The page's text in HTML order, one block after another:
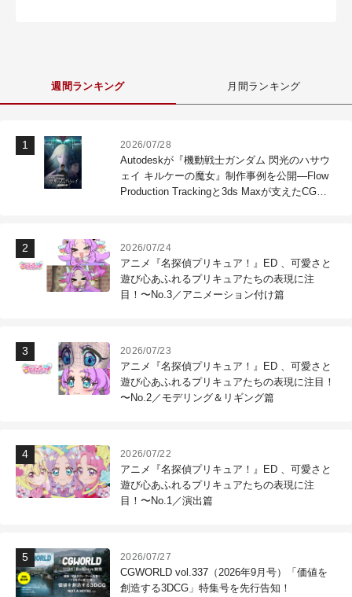
週間ランキング 月間ランキング
2026/07/28
Autodeskが『機動戦士ガンダム 閃光のハサウ
ェイ キルケーの魔女』制作事例を公開―Flow
Production Trackingと3ds Maxが支えたCG制
2026/07/24
アニメ『名探偵プリキュア！』ED 、可愛さと
遊び心あふれるプリキュアたちの表現に注
目！〜No.3／アニメーション付け篇
2026/07/23
アニメ『名探偵プリキュア！』ED 、可愛さと
遊び心あふれるプリキュアたちの表現に注目！
〜No.2／モデリング＆リギング篇
2026/07/22
アニメ『名探偵プリキュア！』ED 、可愛さと
遊び心あふれるプリキュアたちの表現に注
目！〜No.1／演出篇
2026/07/27
CGWORLD vol.337（2026年9月号）「価値を
創造する3DCG」特集号を先行告知！